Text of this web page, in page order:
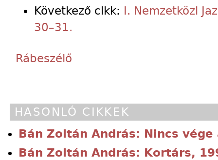
Következő cikk: I. Nemzetközi
30–31.
Rábeszélő
HASONLÓ CIKKEK
Bán Zoltán András: Nincs
Bán Zoltán András: Kortárs,